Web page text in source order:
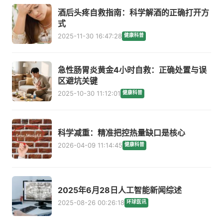
酒后头疼自救指南：科学解酒的正确打开方
式
2025-11-30 16:47:28 健康科普
急性肠胃炎黄金4小时自救：正确处置与误
区避坑关键
2025-10-30 11:12:01 健康科普
科学减重：精准把控热量缺口是核心
2026-04-09 11:14:45 健康科普
2025年6月28日人工智能新闻综述
2025-08-26 00:26:18 环球医讯